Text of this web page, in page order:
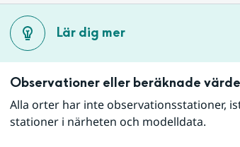
Lär dig mer
Observationer eller beräknade
Alla orter har inte observationsstationer,
stationer i närheten och modelldata.